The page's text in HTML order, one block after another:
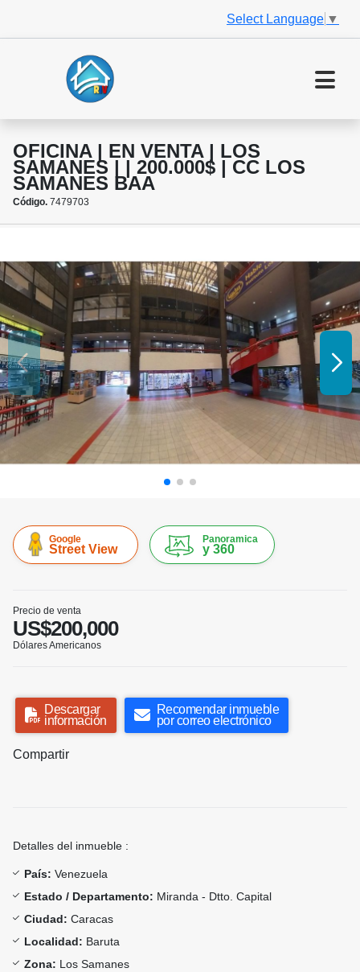
Select Language ▼
OFICINA | EN VENTA | LOS
SAMANES | | 200.000$ | CC LOS
SAMANES BAA
Código. 7479703
Google
Street View
Panoramica
y 360
Precio de venta
US$200,000
Dólares Americanos
Descargar
información
Recomendar inmueble
por correo electrónico
Compartir
Detalles del inmueble :
País: Venezuela
Estado / Departamento: Miranda - Dtto. Capital
Ciudad: Caracas
Localidad: Baruta
Zona: Los Samanes